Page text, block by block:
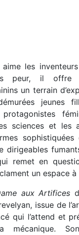
les
peur, il offre
un terrain
jeunes
sciences et les
dirigeables
remet en
un espace à
aux Artifices
issue de
qui l’attend et
mécanique.